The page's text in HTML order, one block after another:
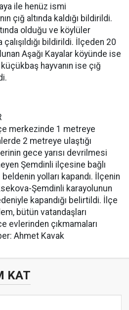
ile henüz ismi
çığ altında kaldığı bildirildi.
olduğu ve köylüler
bildirildi. İlçeden 20
Aşağı Kayalar köyünde ise
hayvanın ise çığ
merkezinde 1 metreye
2 metreye ulaştığı
gece yarısı devrilmesi
Şemdinli ilçesine bağlı
yolları kapandı. İlçenin
Şemdinli karayolunun
kapandığı belirtildi. İlçe
bütün vatandaşları
evlerinden çıkmamaları
Ahmet Kavak
KAT